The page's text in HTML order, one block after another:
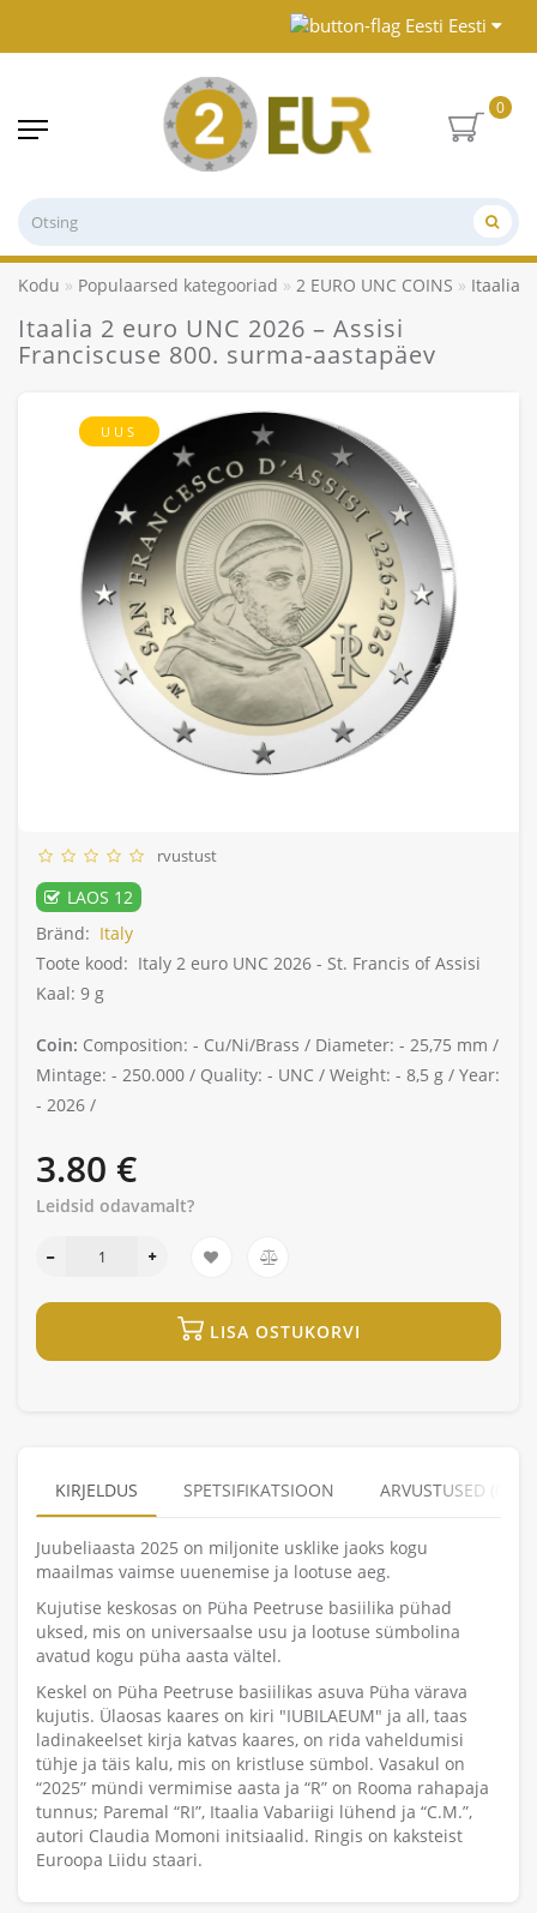
Eesti
0
Kodu Populaarsed kategooriad 2 EURO UNC COINS Itaalia
Itaalia 2 euro UNC 2026 – Assisi
Franciscuse 800. surma-aastapäev
UUS
rvustust
LAOS 12
Bränd: Italy
Toote kood: Italy 2 euro UNC 2026 - St. Francis of Assisi
Kaal: 9 g
Coin: Composition: - Cu/Ni/Brass / Diameter: - 25,75 mm /
Mintage: - 250.000 / Quality: - UNC / Weight: - 8,5 g / Year:
- 2026 /
3.80 €
Leidsid odavamalt?
LISA OSTUKORVI
KIRJELDUS SPETSIFIKATSIOON ARVUSTUSED (0)
Juubeliaasta 2025 on miljonite usklike jaoks kogu
maailmas vaimse uuenemise ja lootuse aeg.
Kujutise keskosas on Püha Peetruse basiilika pühad
uksed, mis on universaalse usu ja lootuse sümbolina
avatud kogu püha aasta vältel.
Keskel on Püha Peetruse basiilikas asuva Püha värava
kujutis. Ülaosas kaares on kiri "IUBILAEUM" ja all, taas
ladinakeelset kirja katvas kaares, on rida vaheldumisi
tühje ja täis kalu, mis on kristluse sümbol. Vasakul on
“2025” mündi vermimise aasta ja “R” on Rooma rahapaja
tunnus; Paremal “RI”, Itaalia Vabariigi lühend ja “C.M.”,
autori Claudia Momoni initsiaalid. Ringis on kaksteist
Euroopa Liidu staari.